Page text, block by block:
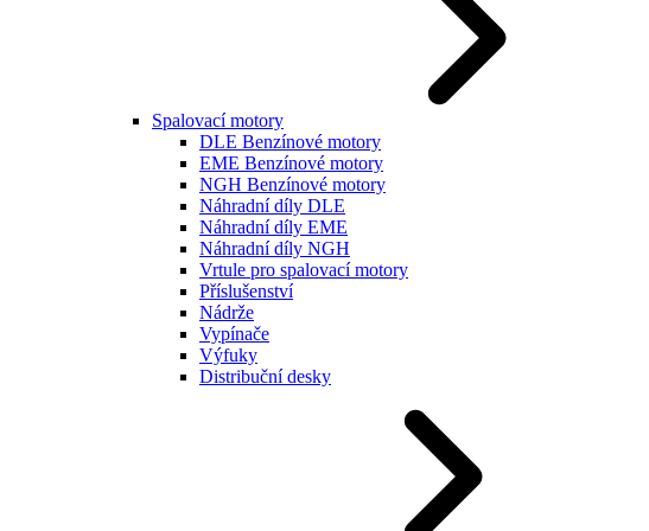
Spalovací motory
DLE Benzínové motory
EME Benzínové motory
NGH Benzínové motory
Náhradní díly DLE
Náhradní díly EME
Náhradní díly NGH
Vrtule pro spalovací motory
Příslušenství
Nádrže
Vypínače
Výfuky
Distribuční desky